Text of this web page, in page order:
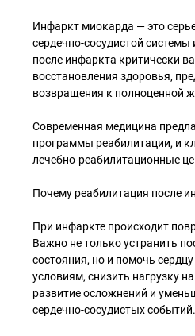
Инфаркт миокарда — это
сердечно-сосудистой
после инфаркта критически
восстановления здоровья,
возвращения к полноценной
Современная медицина
программы реабилитации, и
лечебно-реабилитационные
Почему реабилитация после
При инфаркте происходит
Важно не только устранить
состояния, но и помочь
условиям, снизить нагрузку
развитие осложнений и
сердечно-сосудистых событий.